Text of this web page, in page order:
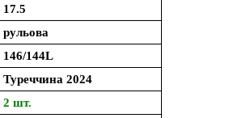
17.5
рульова
146/144L
Туреччина 2024
2 шт.